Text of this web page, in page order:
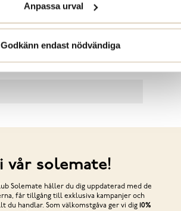
Anpassa urval
Godkänn endast nödvändiga
vår solemate!
Solemate håller du dig uppdaterad med de
får tillgång till exklusiva kampanjer och
du handlar. Som välkomstgåva ger vi dig 10%